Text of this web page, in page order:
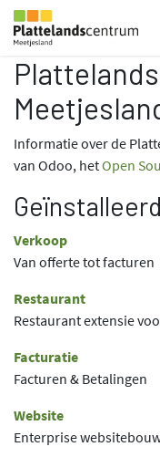
Overslaan naar inhoud
Informatie over de
van Odoo, hetOpen
Verkoop
Van offerte tot facturen
Restaurant
Restaurant extensie
Facturatie
Facturen & Betalingen
Website
Enterprise